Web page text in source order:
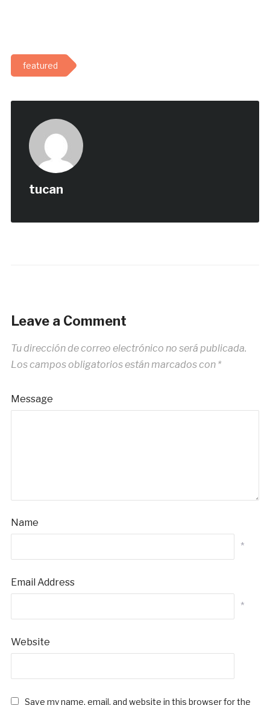
featured
tucan
Leave a Comment
Tu dirección de correo electrónico no será publicada.
Los campos obligatorios están marcados con *
Message
Name
*
Email Address
*
Website
Save my name, email, and website in this browser for the